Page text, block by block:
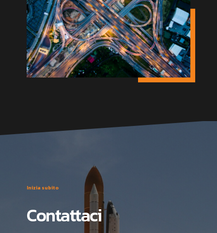
Inizia subito
Contattaci